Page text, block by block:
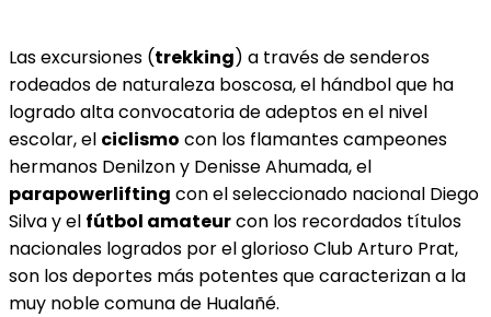
Las excursiones (trekking) a través de senderos
rodeados de naturaleza boscosa, el hándbol que ha
logrado alta convocatoria de adeptos en el nivel
escolar, el ciclismo con los flamantes campeones
hermanos Denilzon y Denisse Ahumada, el
parapowerlifting con el seleccionado nacional Diego
Silva y el fútbol amateurcon los recordados títulos
nacionales logrados por el glorioso Club Arturo Prat,
son los deportes más potentes quecaracterizan a la
muy noble comuna de Hualañé.